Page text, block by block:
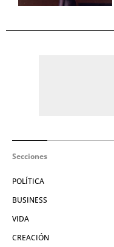
Secciones
POLÍTICA
BUSINESS
VIDA
CREACIÓN